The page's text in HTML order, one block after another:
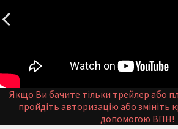
Якщо Ви бачите тільки трейлер або
пройдіть авторизацію або змініть
допомогою ВПН!